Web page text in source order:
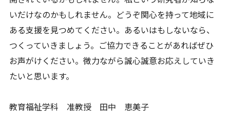
いだけなのかもしれません。どうぞ関心を持って地域に
ある支援を見つめてください。あるいはもしないなら、
つくっていきましょう。ご協力できることがあればぜひ
お声がけください。微力ながら誠心誠意お応えしていき
たいと思います。
教育福祉学科 准教授 田中 恵美子